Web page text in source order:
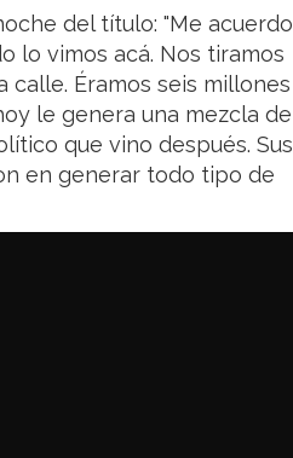
del título: "Me acuerdo
lo vimos acá. Nos tiramos
calle. Éramos seis millones
le genera una mezcla de
que vino después. Sus
en generar todo tipo de